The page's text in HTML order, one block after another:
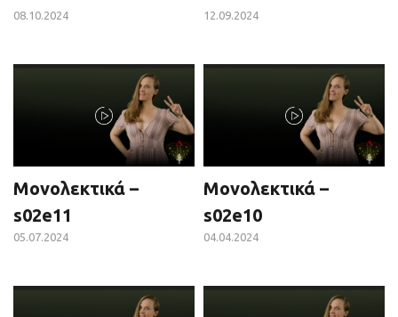
08.10.2024 12.09.2024
Μονολεκτικά –
s02e11
05.07.2024
Μονολεκτικά –
s02e10
04.04.2024